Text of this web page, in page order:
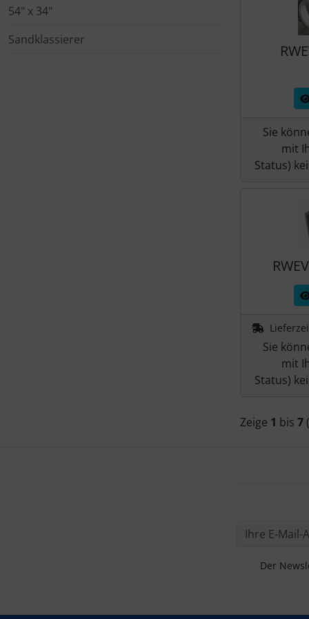
54" x 34"
Sandklassierer
Sie
mit
Status)
Sie
mit
Status)
Zeige 1 bis 7
Der
Spezialschrauben